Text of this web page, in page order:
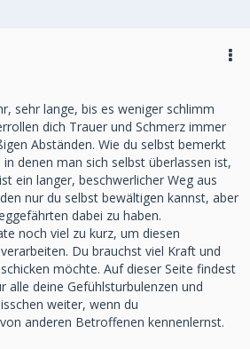
sehr lange, bis es weniger schlimm
dich Trauer und Schmerz immer
Abständen. Wie du selbst bemerkt
denen man sich selbst überlassen ist,
ein langer, beschwerlicher Weg aus
nur du selbst bewältigen kannst, aber
dabei zu haben.
noch viel zu kurz, um diesen
Du brauchst viel Kraft und
möchte. Auf dieser Seite findest
alle deine Gefühlsturbulenzen und
weiter, wenn du
anderen Betroffenen kennenlernst.